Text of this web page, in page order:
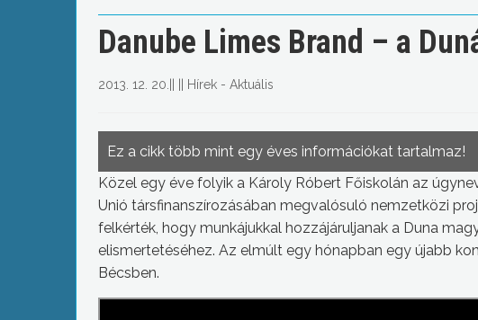
Danube Limes Brand – a
2013. 12. 20. Hírek - Aktuális
Ez a cikk több mint egy éves információkat tartalmaz!
Közel egy éve folyik a Károly Róbert Főiskolán az
Unió társfinanszírozásában megvalósuló nemzetközi
felkérték, hogy munkájukkal hozzájáruljanak a Duna
elismertetéséhez. Az elmúlt egy hónapban egy újabb
Bécsben.